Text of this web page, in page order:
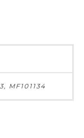
MF101134